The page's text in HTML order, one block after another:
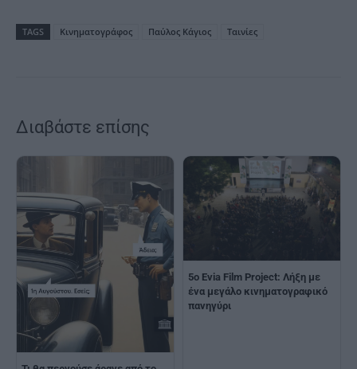
TAGS Κινηματογράφος Παύλος Κάγιος Ταινίες
Διαβάστε επίσης
5ο Evia Film Project: Λήξη με
ένα μεγάλο κινηματογραφικό
πανηγύρι